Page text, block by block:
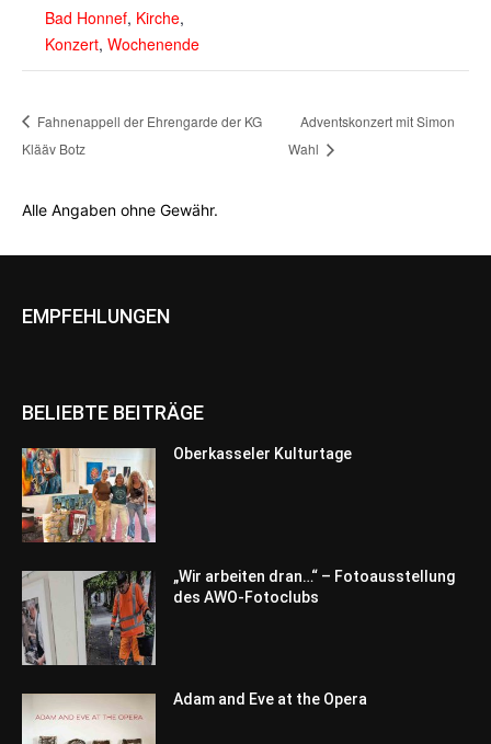
Bad Honnef, Kirche,
Konzert, Wochenende
Fahnenappell der Ehrengarde der KG
Klääv Botz
Adventskonzert mit Simon
Wahl
Alle Angaben ohne Gewähr.
EMPFEHLUNGEN
BELIEBTE BEITRÄGE
Oberkasseler Kulturtage
„Wir arbeiten dran…“ – Fotoausstellung
des AWO-Fotoclubs
Adam and Eve at the Opera